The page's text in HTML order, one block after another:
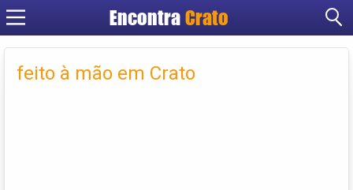
Encontra Crato
Cadastrar empresa
Criar conta
feito à mão em Crato